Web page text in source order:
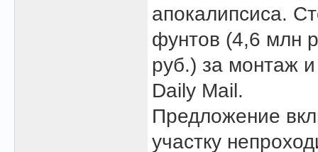
апокалипсиса.
фунтов (4,6 млн
руб.) за монтаж
Daily Mail.
Предложение
участку